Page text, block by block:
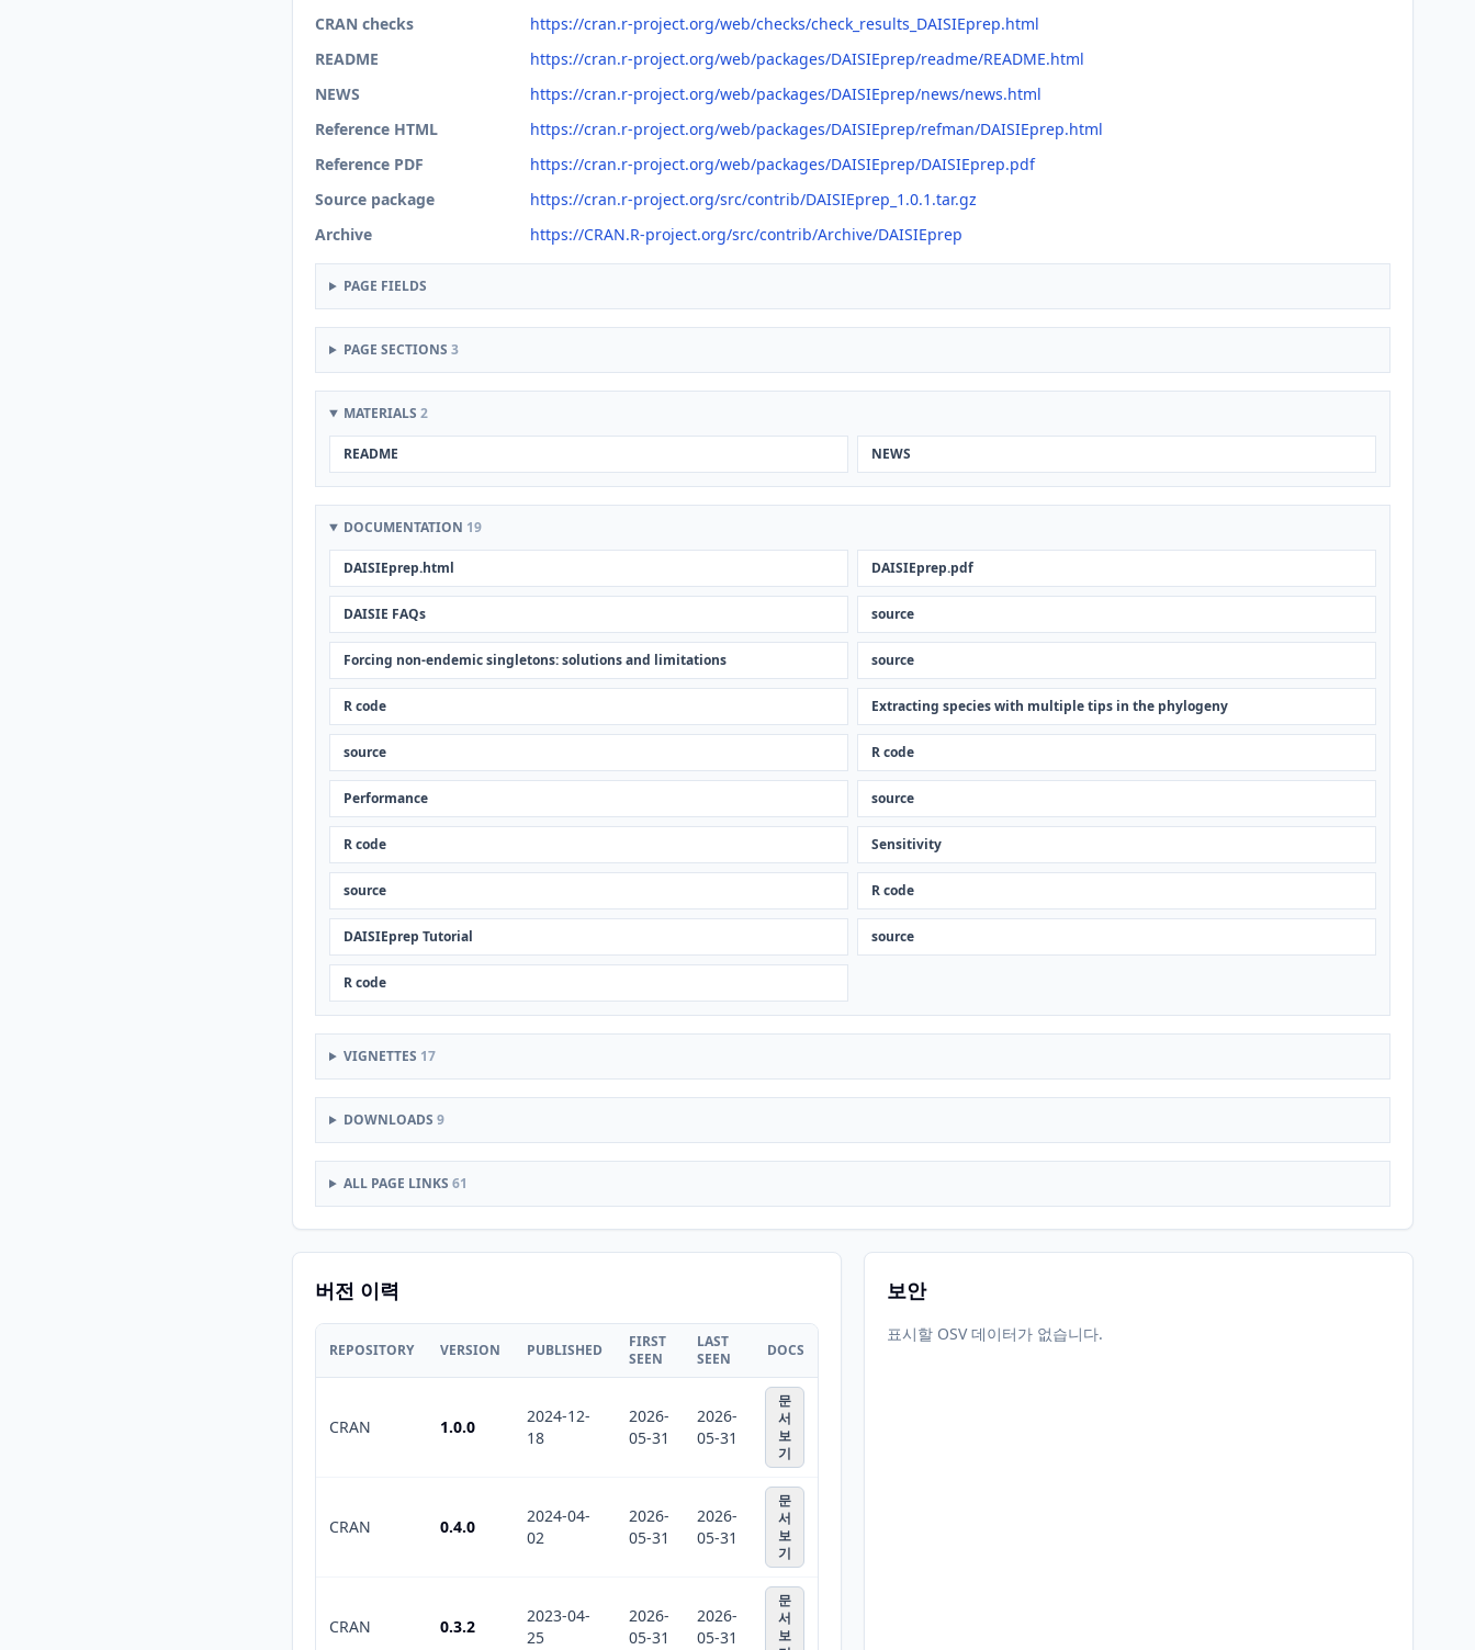
CRAN checks
https://cran.r-project.org/web/checks/check_results_DAISIEprep.html
README
https://cran.r-project.org/web/packages/DAISIEprep/readme/README.html
NEWS
https://cran.r-project.org/web/packages/DAISIEprep/news/news.html
Reference HTML
https://cran.r-project.org/web/packages/DAISIEprep/refman/DAISIEprep.html
Reference PDF
https://cran.r-project.org/web/packages/DAISIEprep/DAISIEprep.pdf
Source package
https://cran.r-project.org/src/contrib/DAISIEprep_1.0.1.tar.gz
Archive
https://CRAN.R-project.org/src/contrib/Archive/DAISIEprep
PAGE FIELDS
PAGE SECTIONS 3
MATERIALS 2
README NEWS
DOCUMENTATION 19
DAISIEprep.html DAISIEprep.pdf
DAISIE FAQs source
Forcing non-endemic singletons: solutions and limitations source
R code Extracting species with multiple tips in the phylogeny
source R code
Performance source
R code Sensitivity
source R code
DAISIEprep Tutorial source
R code
VIGNETTES 17
DOWNLOADS 9
ALL PAGE LINKS 61
버전 이력
REPOSITORY VERSION PUBLISHED
FIRST
SEEN
LAST
SEEN
DOCS
CRAN 1.0.0
2024-12-
18
2026-
05-31
2026-
05-31
문
서
보
기
CRAN 0.4.0
2024-04-
02
2026-
05-31
2026-
05-31
문
서
보
기
CRAN 0.3.2
2023-04-
25
2026-
05-31
2026-
05-31
문
서
보
보안
표시할 OSV 데이터가 없습니다.